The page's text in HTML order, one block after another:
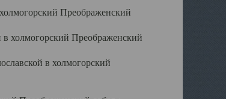
Преображенский
холмогорский Преображенский
в холмогорский